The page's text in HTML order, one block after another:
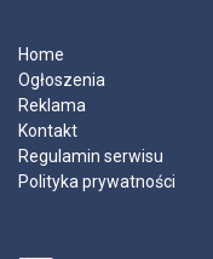
Home
Ogłoszenia
Reklama
Kontakt
Regulamin serwisu
Polityka prywatności